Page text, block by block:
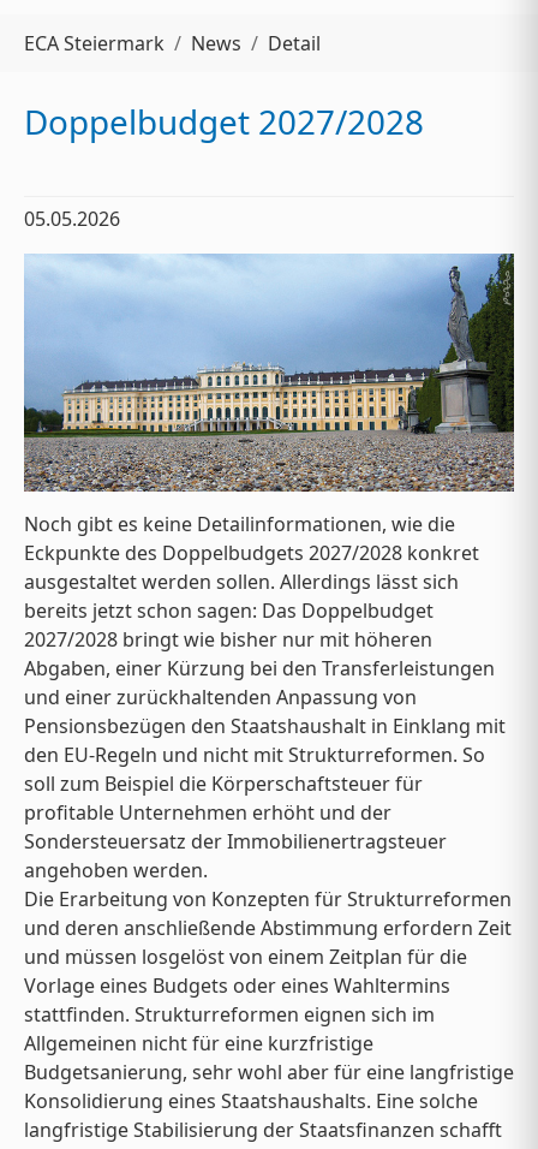
ECA Steiermark News Detail
Doppelbudget 2027/2028
05.05.2026
Noch gibt es keine Detailinformationen, wie die
Eckpunkte des Doppelbudgets 2027/2028 konkret
ausgestaltet werden sollen. Allerdings lässt sich
bereits jetzt schon sagen: Das Doppelbudget
2027/2028 bringt wie bisher nur mit höheren
Abgaben, einer Kürzung bei den Transferleistungen
und einer zurückhaltenden Anpassung von
Pensionsbezügen den Staatshaushalt in Einklang mit
den EU-Regeln und nicht mit Strukturreformen. So
soll zum Beispiel die Körperschaftsteuer für
profitable Unternehmen erhöht und der
Sondersteuersatz der Immobilienertragsteuer
angehoben werden.
Die Erarbeitung von Konzepten für Strukturreformen
und deren anschließende Abstimmung erfordern Zeit
und müssen losgelöst von einem Zeitplan für die
Vorlage eines Budgets oder eines Wahltermins
stattfinden. Strukturreformen eignen sich im
Allgemeinen nicht für eine kurzfristige
Budgetsanierung, sehr wohl aber für eine langfristige
Konsolidierung eines Staatshaushalts. Eine solche
langfristige Stabilisierung der Staatsfinanzen schafft